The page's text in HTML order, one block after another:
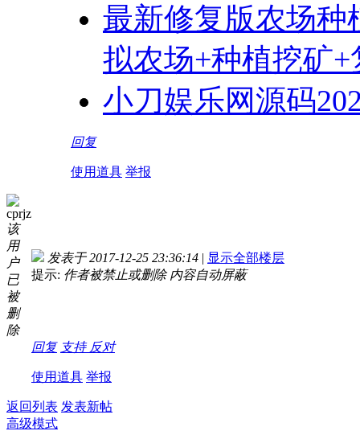
最新修复版农场种
拟农场+种植挖矿
小刀娱乐网源码
回复
使用道具 举报
cprjz
该
用
户
已
被
删
除
发表于 2017-12-25 23:36:14 | 显示全部楼层
提示: 作者被禁止或删除 内容自动屏蔽
回复 支持 反对
使用道具 举报
返回列表 发表新帖
高级模式